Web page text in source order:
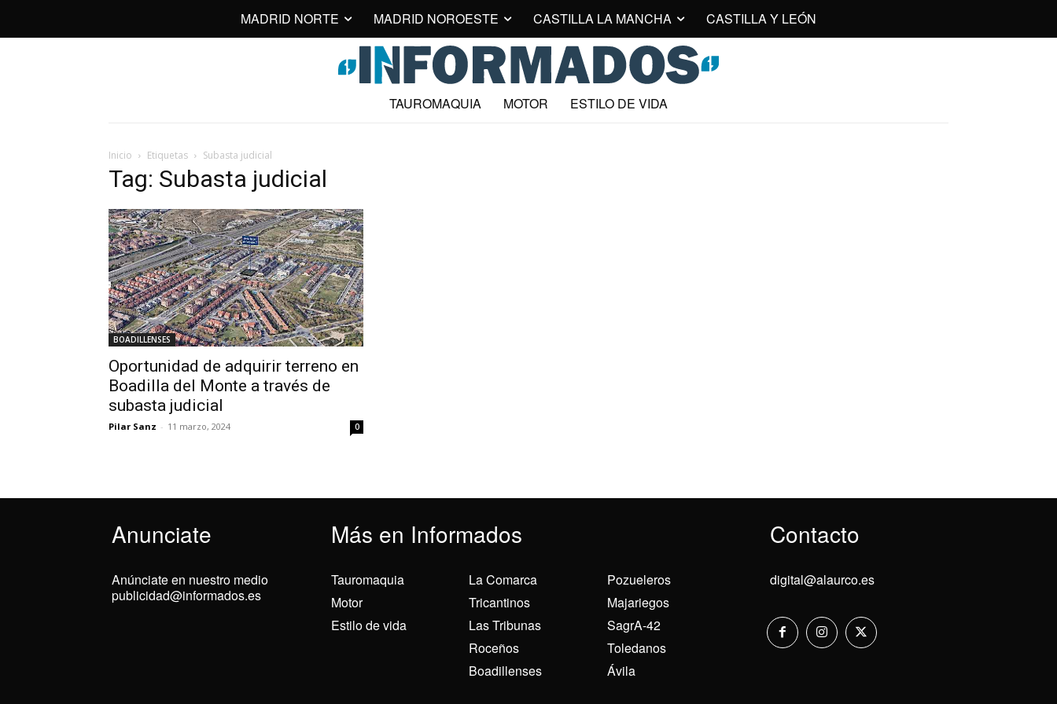
MADRID NORTE MADRID NOROESTE CASTILLA LA MANCHA CASTILLA Y LEÓN
TAUROMAQUIA MOTOR ESTILO DE VIDA
Inicio Etiquetas Subasta judicial
Tag: Subasta judicial
BOADILLENSES
Oportunidad de adquirir terreno en
Boadilla del Monte a través de
subasta judicial
Pilar Sanz - 11 marzo, 2024 0
Anunciate Más en Informados Contacto
Anúnciate en nuestro medio
publicidad@informados.es
Tauromaquia
Motor
Estilo de vida
La Comarca
Tricantinos
Las Tribunas
Roceños
Boadillenses
Pozueleros
Majariegos
SagrA-42
Toledanos
Ávila
digital@alaurco.es